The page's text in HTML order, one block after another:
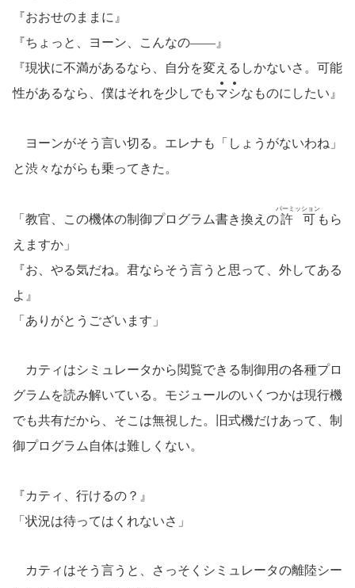
『おおせのままに』
『ちょっと、ヨーン、こんなの――』
『現状に不満があるなら、自分を変えるしかないさ。可能
性があるなら、僕はそれを少しでもマシなものにしたい』
ヨーンがそう言い切る。エレナも「しょうがないわね」
と渋々ながらも乗ってきた。
「教官、この機体の制御プログラム書き換えの許可
パーミッション
もら
えますか」
『お、やる気だね。君ならそう言うと思って、外してある
よ』
「ありがとうございます」
カティはシミュレータから閲覧できる制御用の各種プロ
グラムを読み解いている。モジュールのいくつかは現行機
でも共有だから、そこは無視した。旧式機だけあって、制
御プログラム自体は難しくない。
『カティ、行けるの？』
「状況は待ってはくれないさ」
カティはそう言うと、さっそくシミュレータの離陸シー